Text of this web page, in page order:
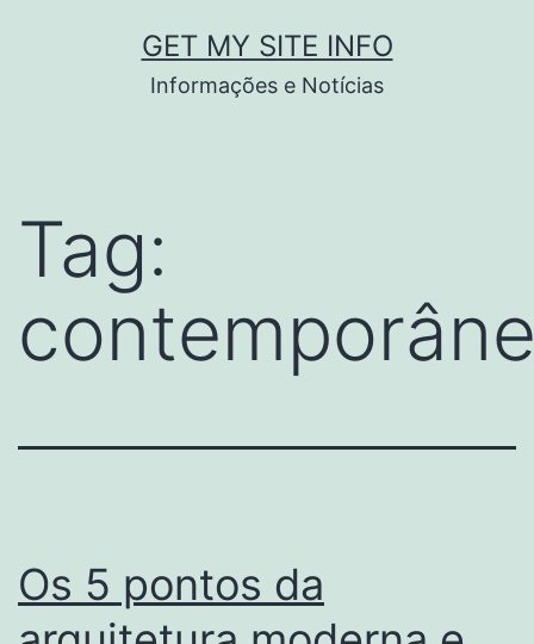
GET MY SITE INFO
Informações e Notícias
Tag:
Os 5 pontos da